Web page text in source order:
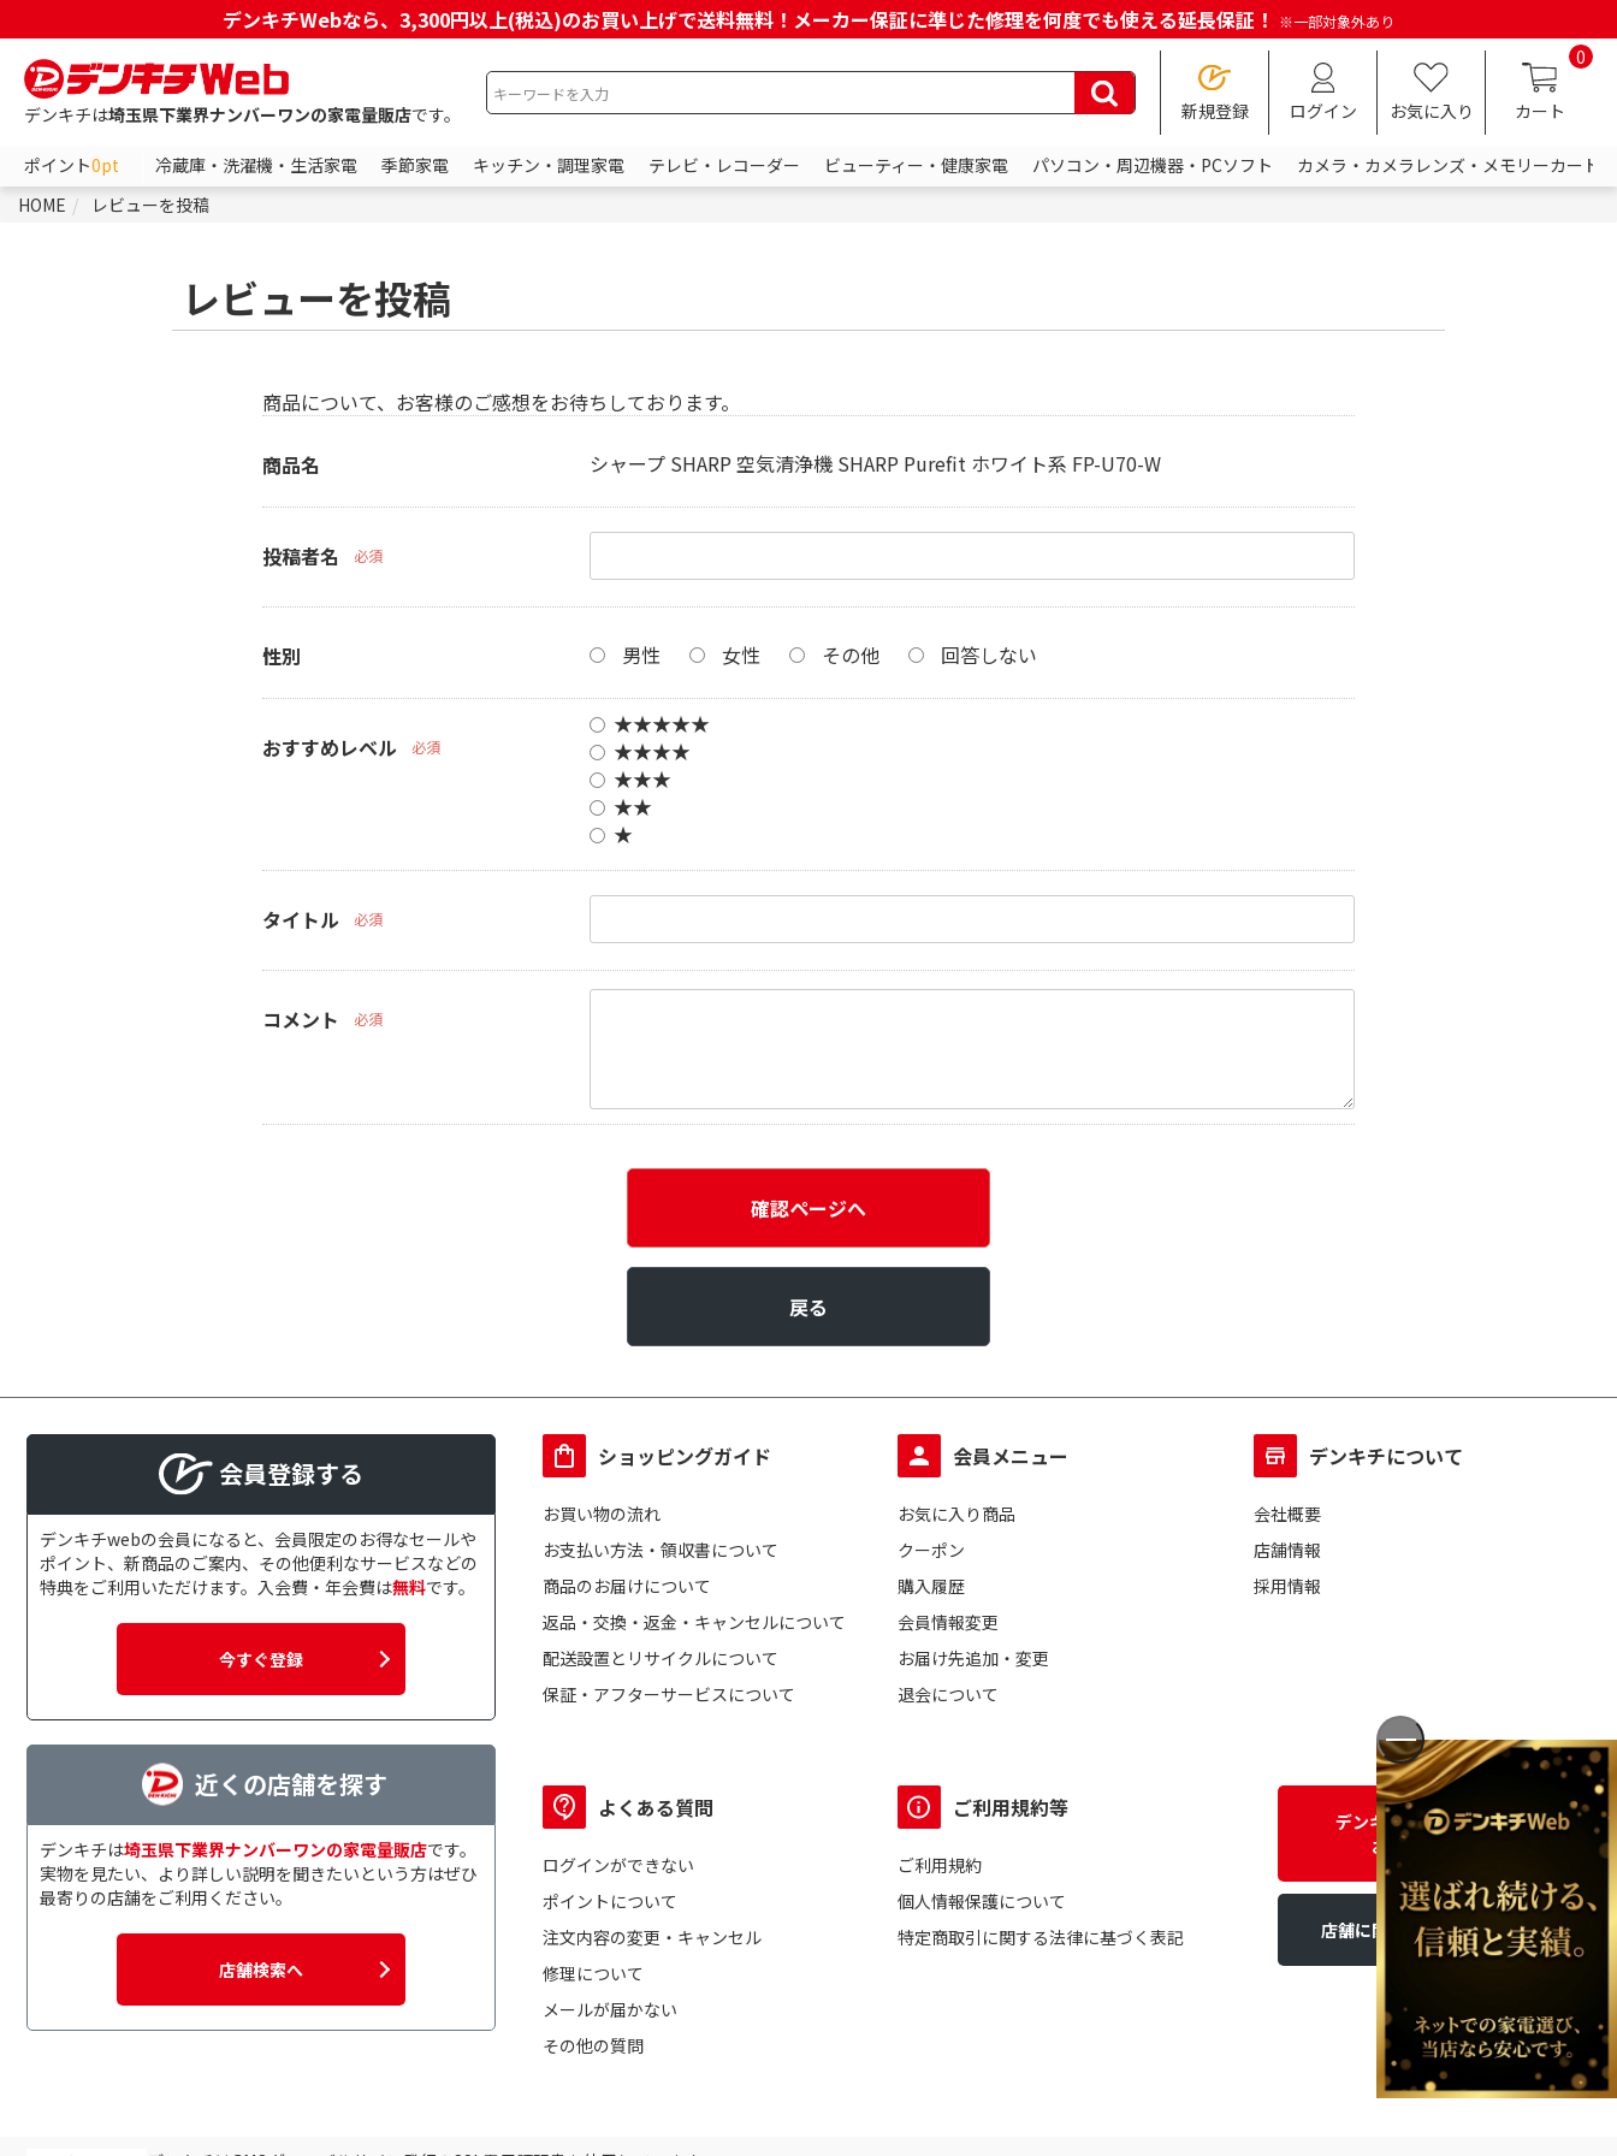
デンキチWebなら、3,300円以上(税込)のお買い上げで送料無料！メーカー保証に準じた修理を何度でも使える延長保証！ ※一部対象外あり
デンキチは埼玉県下業界ナンバーワンの家電量販店です。 新規登録 ログイン お気に入り
0
カート
ポイント0pt 冷蔵庫・洗濯機・生活家電 季節家電 キッチン・調理家電 テレビ・レコーダー ビューティー・健康家電 パソコン・周辺機器・PCソフト
カメラ・カメラレンズ・メモリーカード
HOME
レビューを投稿
レビューを投稿
商品について、お客様のご感想をお待ちしております。
商品名 シャープ SHARP 空気清浄機 SHARP Purefit ホワイト系 FP-U70-W
投稿者名 必須
性別 男性 女性 その他 回答しない
おすすめレベル 必須
★★★★★
★★★★
★★★
★★
★
タイトル 必須
コメント 必須
確認ページへ
戻る
会員登録する
デンキチwebの会員になると、会員限定のお得なセールや
ポイント、新商品のご案内、その他便利なサービスなどの
特典をご利用いただけます。入会費・年会費は無料です。
今すぐ登録
近くの店舗を探す
デンキチは埼玉県下業界ナンバーワンの家電量販店です。
実物を見たい、より詳しい説明を聞きたいという方はぜひ
最寄りの店舗をご利用ください。
店舗検索へ
ショッピングガイド
お買い物の流れ
お支払い方法・領収書について
商品のお届けについて
返品・交換・返金・キャンセルについて
配送設置とリサイクルについて
保証・アフターサービスについて
会員メニュー
お気に入り商品
クーポン
購入履歴
会員情報変更
お届け先追加・変更
退会について
デンキチについて
会社概要
店舗情報
採用情報
よくある質問
ログインができない
ポイントについて
注文内容の変更・キャンセル
修理について
メールが届かない
その他の質問
ご利用規約等
ご利用規約
個人情報保護について
特定商取引に関する法律に基づく表記
デンキチWEBに関する
お問い合わせ
店舗に関するお問い合わせ